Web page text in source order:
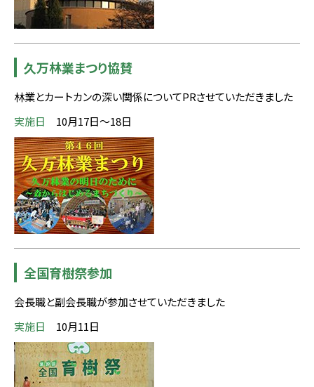
久万林業まつり協賛
林業とカートカンの深い関係についてPRさせていただきました
実施日
10月17日～18日
全国育樹祭参加
会長職と副会長職が参加させていただきました
実施日
10月11日